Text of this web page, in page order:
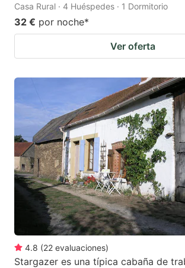
Casa Rural · 4 Huéspedes · 1 Dormitorio
32 € por noche*
Ver oferta
4.8 (22 evaluaciones)
Stargazer es una típica cabaña de